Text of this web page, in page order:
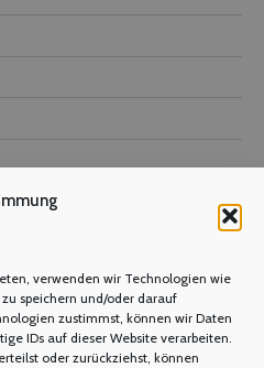
verwenden wir Technologien wie
speichern und/oder darauf
zustimmst, können wir Daten
IDs auf dieser Website verarbeiten.
oder zurückziehst, können